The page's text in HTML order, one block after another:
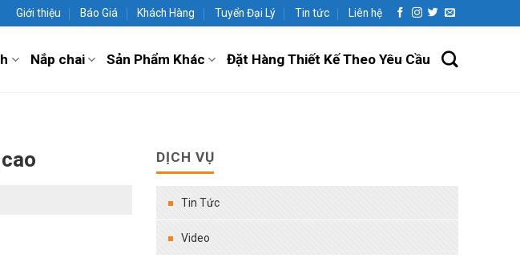
Giới thiệu Báo Giá Khách Hàng Tuyển Đại Lý Tin tức Liên hệ
Nắp chai Sản Phẩm Khác Đặt Hàng Thiết Kế Theo Yêu Cầu
DỊCH VỤ
Tin Tức
Video